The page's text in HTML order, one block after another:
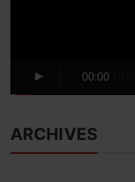
00:00
ARCHIVES